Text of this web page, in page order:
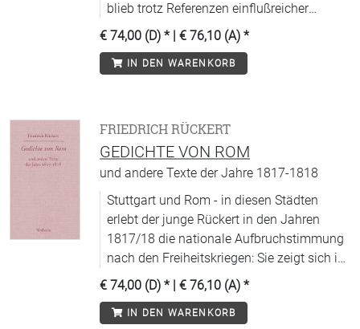
blieb trotz Referenzen einflußreicher
Freunde (Hans Carossa, Albrecht Schaeffer,
Emil Staiger, Werner Kraft und allen voran
Martin Buber) auf »Brotberufe«
€ 74,00 (D) * | € 76,10 (A) *
IN DEN WARENKORB
FRIEDRICH RÜCKERT
GEDICHTE VON ROM
und andere Texte der Jahre 1817-1818
Stuttgart und Rom - in diesen Städten
erlebt der junge Rückert in den Jahren
1817/18 die nationale Aufbruchstimmung
nach den Freiheitskriegen: Sie zeigt sich in
seinen politisch engagierten Gedichten,
seinen »Volkssagen« mit ihrer
Beschwörung einer nationalen Identität,
€ 74,00 (D) * | € 76,10 (A) *
IN DEN WARENKORB